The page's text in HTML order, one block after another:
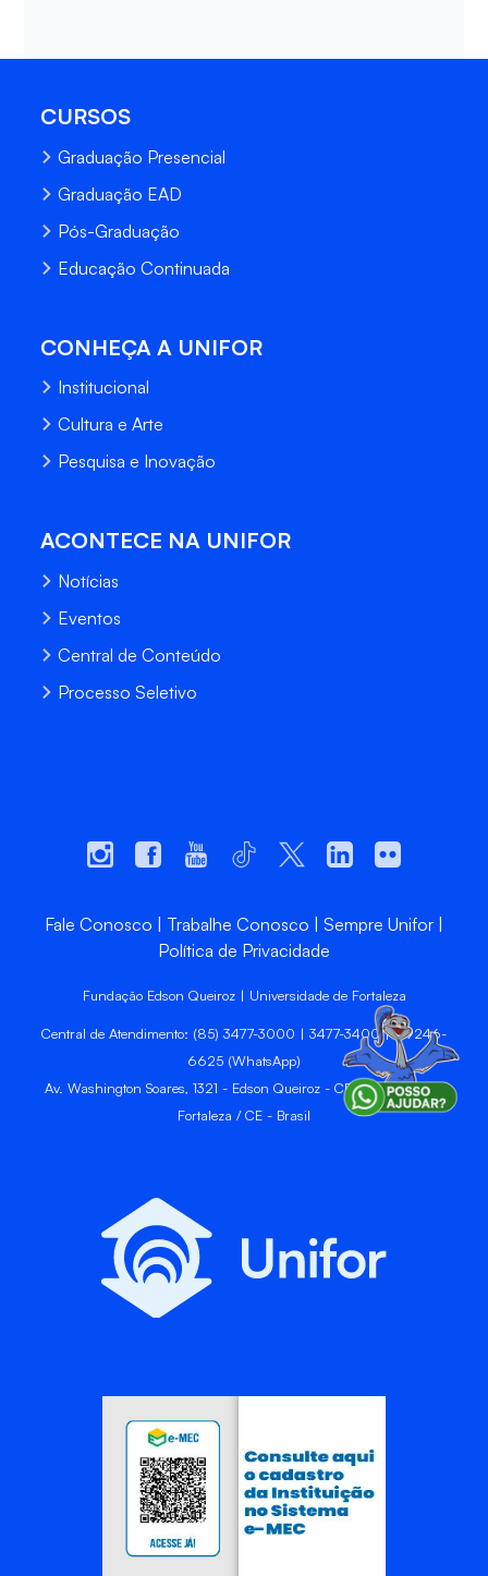
CURSOS
Graduação Presencial
Graduação EAD
Pós-Graduação
Educação Continuada
CONHEÇA A UNIFOR
Institucional
Cultura e Arte
Pesquisa e Inovação
ACONTECE NA UNIFOR
Notícias
Eventos
Central de Conteúdo
Processo Seletivo
Fale Conosco Trabalhe Conosco
Sempre Unifor
Política de Privacidade
Fundação Edson Queiroz | Universidade de Fortaleza
Central de Atendimento: (85) 3477-3000 | 3477-3400 | 99246-
6625 (WhatsApp)
Av. Washington Soares, 1321 - Edson Queiroz - CEP 60811-905 -
Fortaleza / CE - Brasil